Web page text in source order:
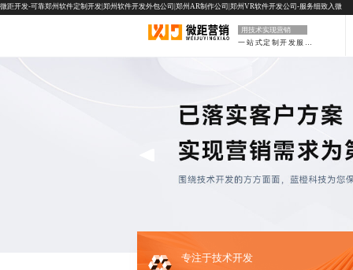
微距开发-可靠郑州软件定制开发|郑州软件开发外包公司|郑州AR制作公司|郑州VR软件开发公司-服务细致入微
用技术实现营销
专注于技术开发